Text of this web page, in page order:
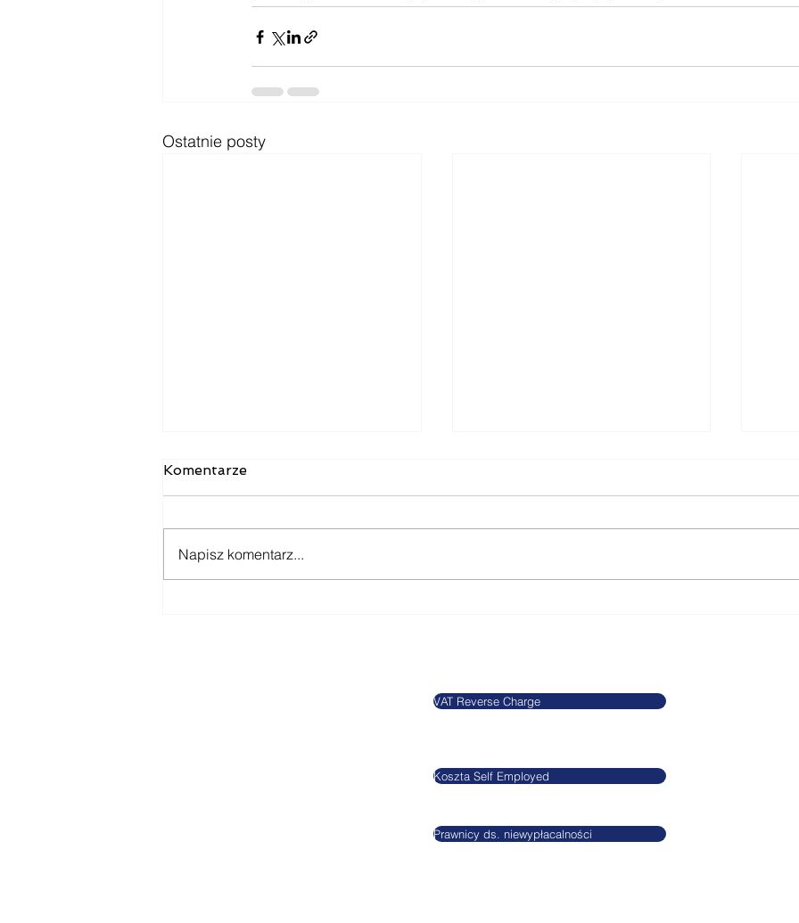
Ostatnie posty
Komentarze
Napisz komentarz...
VAT Reverse Charge
Koszta Self Employed
Prawnicy ds. niewypłacalności